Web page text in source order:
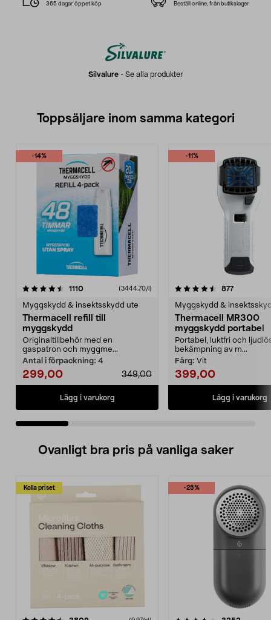
Silvalure- Se alla produkter
365 dagar öppet köp Beställ online, från butikslager
Toppsäljare inom samma kategori
-14%
1110recensioner(3444,70/l)
Myggskydd & insektsskydd ute
Thermacell refill till
myggskydd
Originaltillbehör med en
gaspatron och myggme...
Antal i förpackning: 4
299,00 349,00
Lägg i varukorg
-11%
4.5 av 5 stjärnor 877
Myggskydd &
Thermacell MR300
myggskydd portabel
Portabel, luktfri och
bekämpning av m...
Färg: Vit
399,00
Lägg i varukorg
4.5 av 5 stjärnor
Ovanligt bra pris på vanliga saker
Kolla priset -25%